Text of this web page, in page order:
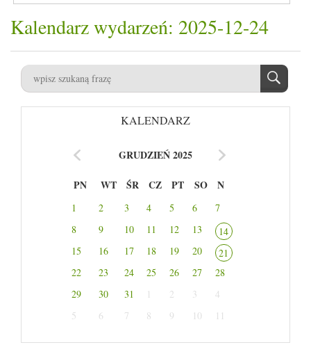
Kalendarz wydarzeń: 2025-12-24
KALENDARZ
GRUDZIEŃ 2025
PN WT ŚR CZ PT SO N
1 2 3 4 5 6
7
8
9 10 11 12 13
14
15
16 17 18 19 20
21
22
23 24 25 26 27
28
29
30 31 1 2 3
4
5
6 7 8 9 10 11